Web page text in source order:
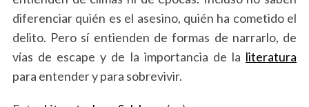
diferenciar quién es el asesino, quién ha cometido el
delito. Pero sí entienden de formas de narrarlo, de
vías de escape y de la importancia de la literatura
para entender y para sobrevivir.